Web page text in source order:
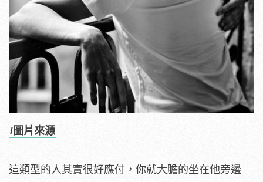
/圖片來源
這類型的人其實很好應付，你就大膽的坐在他旁邊